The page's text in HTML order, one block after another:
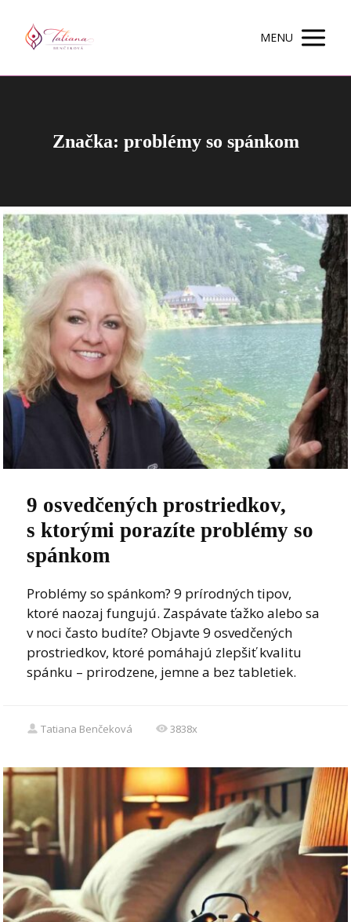
MENU
Značka: problémy so spánkom
9 osvedčených prostriedkov,
s ktorými porazíte problémy so
spánkom
Problémy so spánkom? 9 prírodných tipov,
ktoré naozaj fungujú. Zaspávate ťažko alebo sa
v noci často budíte? Objavte 9 osvedčených
prostriedkov, ktoré pomáhajú zlepšiť kvalitu
spánku – prirodzene, jemne a bez tabletiek.
Tatiana Benčeková 3838x